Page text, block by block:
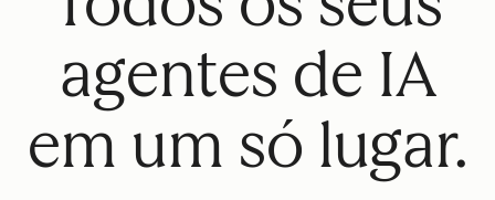
agentes de IA
em um só lugar.